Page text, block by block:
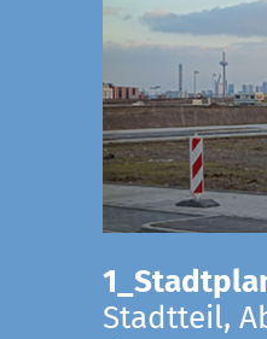
Stadtteil,